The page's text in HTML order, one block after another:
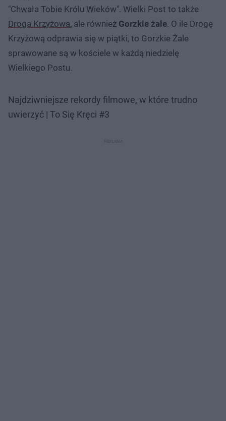
"Chwała Tobie Królu Wieków". Wielki Post to także
Droga Krzyżowa, ale również Gorzkie żale. O ile Drogę
Krzyżową odprawia się w piątki, to Gorzkie Żale
sprawowane są w kościele w każdą niedzielę
Wielkiego Postu.
Najdziwniejsze rekordy filmowe, w które trudno
uwierzyć | To Się Kręci #3